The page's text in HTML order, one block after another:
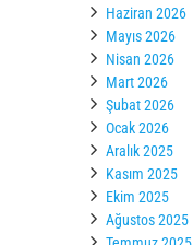
Haziran 2026
Mayıs 2026
Nisan 2026
Mart 2026
Şubat 2026
Ocak 2026
Aralık 2025
Kasım 2025
Ekim 2025
Ağustos 2025